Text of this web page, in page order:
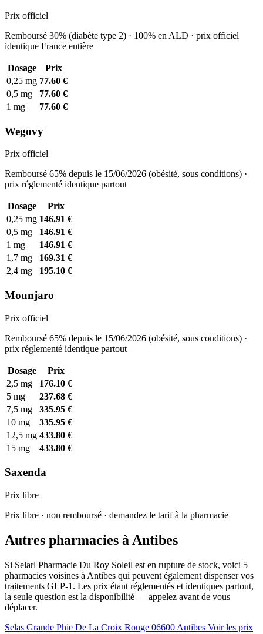
Prix officiel
Remboursé 30% (diabète type 2) · 100% en ALD · prix officiel
identique France entière
Dosage
Prix
0,25 mg 77.60 €
0,5 mg
77.60 €
1 mg
77.60 €
Wegovy
Prix officiel
Remboursé 65% depuis le 15/06/2026 (obésité, sous conditions) ·
prix réglementé identique partout
Dosage
Prix
0,25 mg 146.91 €
0,5 mg
146.91 €
1 mg
146.91 €
1,7 mg
169.31 €
2,4 mg
195.10 €
Mounjaro
Prix officiel
Remboursé 65% depuis le 15/06/2026 (obésité, sous conditions) ·
prix réglementé identique partout
Dosage
Prix
2,5 mg
176.10 €
5 mg
237.68 €
7,5 mg
335.95 €
10 mg
335.95 €
12,5 mg 433.80 €
15 mg
433.80 €
Saxenda
Prix libre
Prix libre · non remboursé · demandez le tarif à la pharmacie
Autres pharmacies à Antibes
Si Selarl Pharmacie Du Roy Soleil est en rupture de stock, voici 5
pharmacies voisines à Antibes qui peuvent également dispenser vos
traitements GLP-1. Les prix étant réglementés et identiques partout,
la seule question est la disponibilité — appelez avant de vous
déplacer.
Selas Grande Phie De La Croix Rouge 06600 Antibes Voir les prix